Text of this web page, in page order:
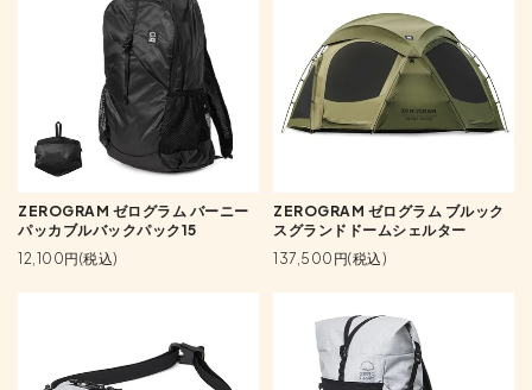
ZEROGRAM ゼログラム バーニー
パッカブルバックパック15
12,100円(税込)
ZEROGRAM ゼログラム ブルック
スグランドドームシェルター
137,500円(税込)